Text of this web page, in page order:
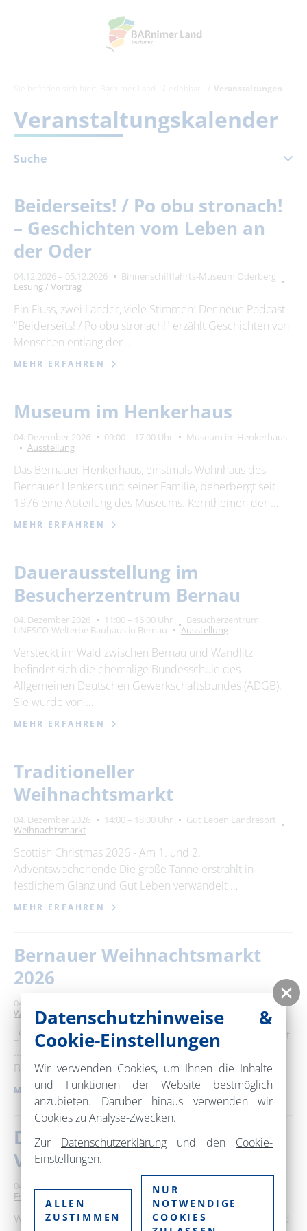
Veranstaltungen
Veranstaltungskalender
Suche
Dezember 2026
Mo Di Mi Do Fr Sa So
1 2 3 4 5
7
8
14
15 16 17 18 19
20
21
22 23 24 25 26
27
28
29 30 31
Erweiterte Suche
Zeitraum
von
bis
Kategorie
Suchbegriff
bitte wählen
Ort
ZURÜCKSETZEN
Beiderseits! / Po obu stronach!
– Geschichten vom Leben an
der Oder
04.12.2026 – 05.12.2026
Binnenschifffahrts-Museum Oderberg
Lesung / Vortrag
Ein Fluss, zwei Länder, viele Stimmen: Der neue Podcast
"Beiderseits! / Po obu stronach!" erzählt Geschichten von
Menschen entlang der …
MEHR ERFAHREN
Museum im Henkerhaus
04. Dezember 2026 09:00 – 17:00 Uhr
Museum im Henkerhaus
Ausstellung
Das Bernauer Henkerhaus, einstmals Wohnhaus des
Bernauer Henkers und seiner Familie, beherbergt seit
1976 eine Abteilung des Museums. Kernthemen der …
MEHR ERFAHREN
Dauerausstellung im
Besucherzentrum Bernau
04. Dezember 2026 11:00 – 16:00 Uhr
Besucherzentrum
UNESCO-Welterbe Bauhaus in Bernau
Ausstellung
Versteckt im Wald zwischen Bernau und Wandlitz
befindet sich die ehemalige Bundesschule des
Allgemeinen Deutschen Gewerkschaftsbundes (ADGB).
Sie wurde von …
MEHR ERFAHREN
Traditioneller
Weihnachtsmarkt
04. Dezember 2026 14:00 – 18:00 Uhr
Gut Leben Landresort
Weihnachtsmarkt
Scottish Christmas 2026 - Am 1. und 2.
Adventswochenende Die große Tanne erstrahlt in
festlichem Glanz und Gut Leben verwandelt …
MEHR ERFAHREN
Bernauer Weihnachtsmarkt
2026
04. Dezember 2026
Weihnachtsmarkt
_Süßer die Glocken nie klingen als zu der Weihnachtszeit
..._ _... mit weihnachtlichen Klängen und Düften in der
Bernauer Innenstadt._ …
MEHR ERFAHREN
Das große open air Konzert &
VIP Weihnachtsmarkt
04. Dezember 2026 18:00 – 22:30 Uhr
Essen und Trinken
WENN DER ADVENT NACH HIGHLANDS KLINGT. Es wird
Datenschutzhinweise &
Cookie-Einstellungen
Wir verwenden Cookies, um Ihnen die Inhalte
und Funktionen der Website bestmöglich
anzubieten. Darüber hinaus verwenden wir
Cookies zu Analyse-Zwecken.
Zur Datenschutzerklärung und den Cookie-
Einstellungen.
ALLEN
ZUSTIMMEN
NUR
NOTWENDIGE
COOKIES